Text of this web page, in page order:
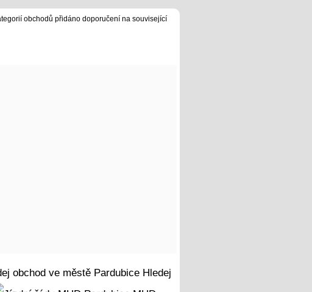
obchodů přidáno doporučení na související
Hledej